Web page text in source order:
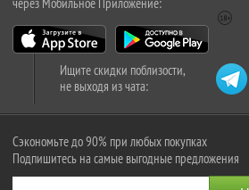
Ищите скидки поблизости,
не выходя из чата:
Сэкономьте до 90% при любых покупках
Подпишитесь на самые выгодные предложения